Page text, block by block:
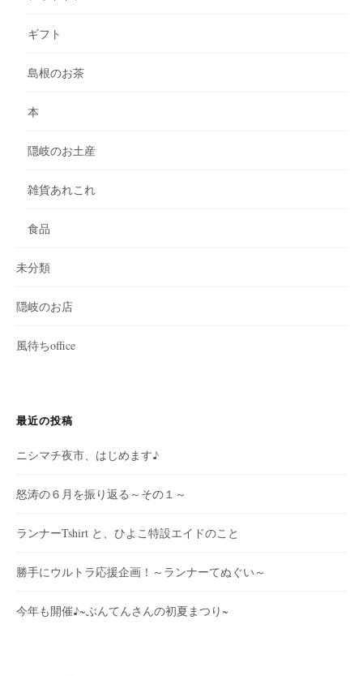
ギフト
島根のお茶
本
隠岐のお土産
雑貨あれこれ
食品
未分類
隠岐のお店
風待ちoffice
最近の投稿
ニシマチ夜市、はじめます♪
怒涛の６月を振り返る～その１～
ランナーTshirt と、ひよこ特設エイドのこと
勝手にウルトラ応援企画！～ランナーてぬぐい～
今年も開催♪~ぶんてんさんの初夏まつり~